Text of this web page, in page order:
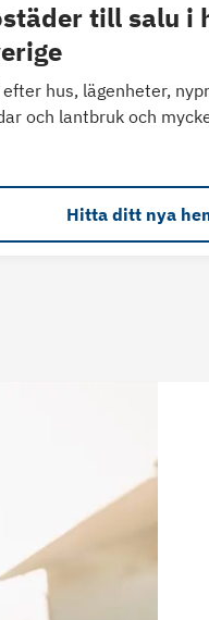
till salu i
efter hus, lägenheter,
och lantbruk och
Hitta ditt nya